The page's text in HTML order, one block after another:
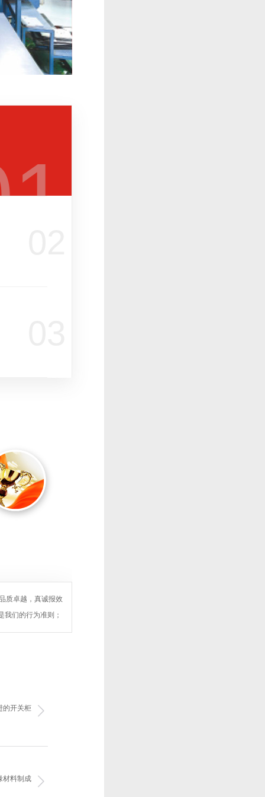
质卓越，真诚报效
我们的行为准则；
的开关柜
材料制成